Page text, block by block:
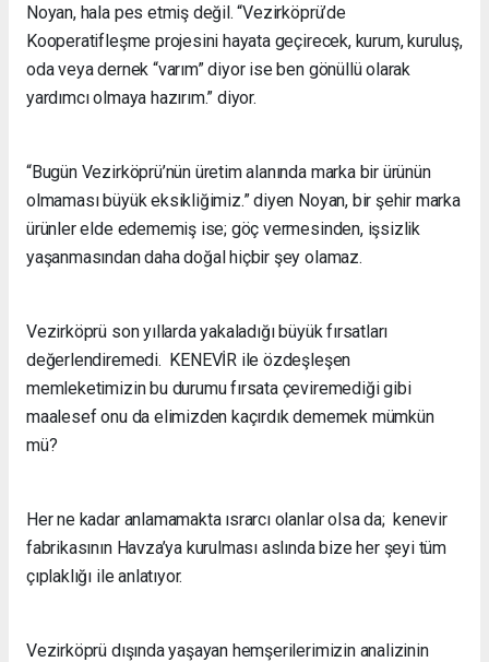
Noyan, hala pes etmiş değil. “Vezirköprü’de
Kooperatifleşme projesini hayata geçirecek, kurum, kuruluş,
oda veya dernek “varım” diyor ise ben gönüllü olarak
yardımcı olmaya hazırım.” diyor.
“Bugün Vezirköprü’nün üretim alanında marka bir ürünün
olmaması büyük eksikliğimiz.” diyen Noyan, bir şehir marka
ürünler elde edememiş ise; göç vermesinden, işsizlik
yaşanmasından daha doğal hiçbir şey olamaz.
Vezirköprü son yıllarda yakaladığı büyük fırsatları
değerlendiremedi. KENEVİR ile özdeşleşen
memleketimizin bu durumu fırsata çeviremediği gibi
maalesef onu da elimizden kaçırdık dememek mümkün
mü?
Her ne kadar anlamamakta ısrarcı olanlar olsa da; kenevir
fabrikasının Havza’ya kurulması aslında bize her şeyi tüm
çıplaklığı ile anlatıyor.
Vezirköprü dışında yaşayan hemşerilerimizin analizinin